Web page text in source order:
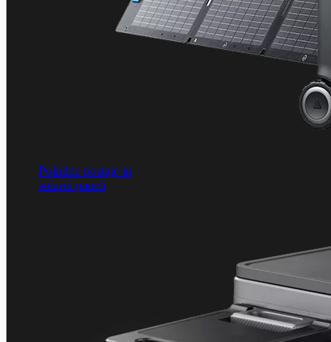
Polnilne postaje in
solarni paneli